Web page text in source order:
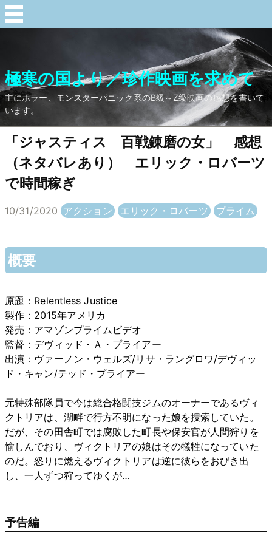
極寒の国より／珍作映画を求めて
主にホラー、モンスターパニック系のB級～Z級映画の感想を書いて
います。
「ジャスティス 百戦錬磨の女」 感想
（ネタバレあり） エリック・ロバーツ
で時間稼ぎ
10/31/2020 アクション エリック・ロバーツ プライム
概要
原題：Relentless Justice
製作：2015年アメリカ
発売：アマゾンプライムビデオ
監督：デヴィッド・Ａ・プライアー
出演：ヴァーノン・ウェルズ/リサ・ラングロワ/デヴィッ
ド・キャン/テッド・プライアー
元特殊部隊員で今は総合格闘技ジムのオーナーであるヴィ
クトリアは、湖畔で行方不明になった娘を捜索していた。
だが、その田舎町では腐敗した町長や保安官が人間狩りを
愉しんでおり、ヴィクトリアの娘はその犠牲になっていた
のだ。怒りに燃えるヴィクトリアは逆に彼らをおびき出
し、一人ずつ狩ってゆくが…
予告編